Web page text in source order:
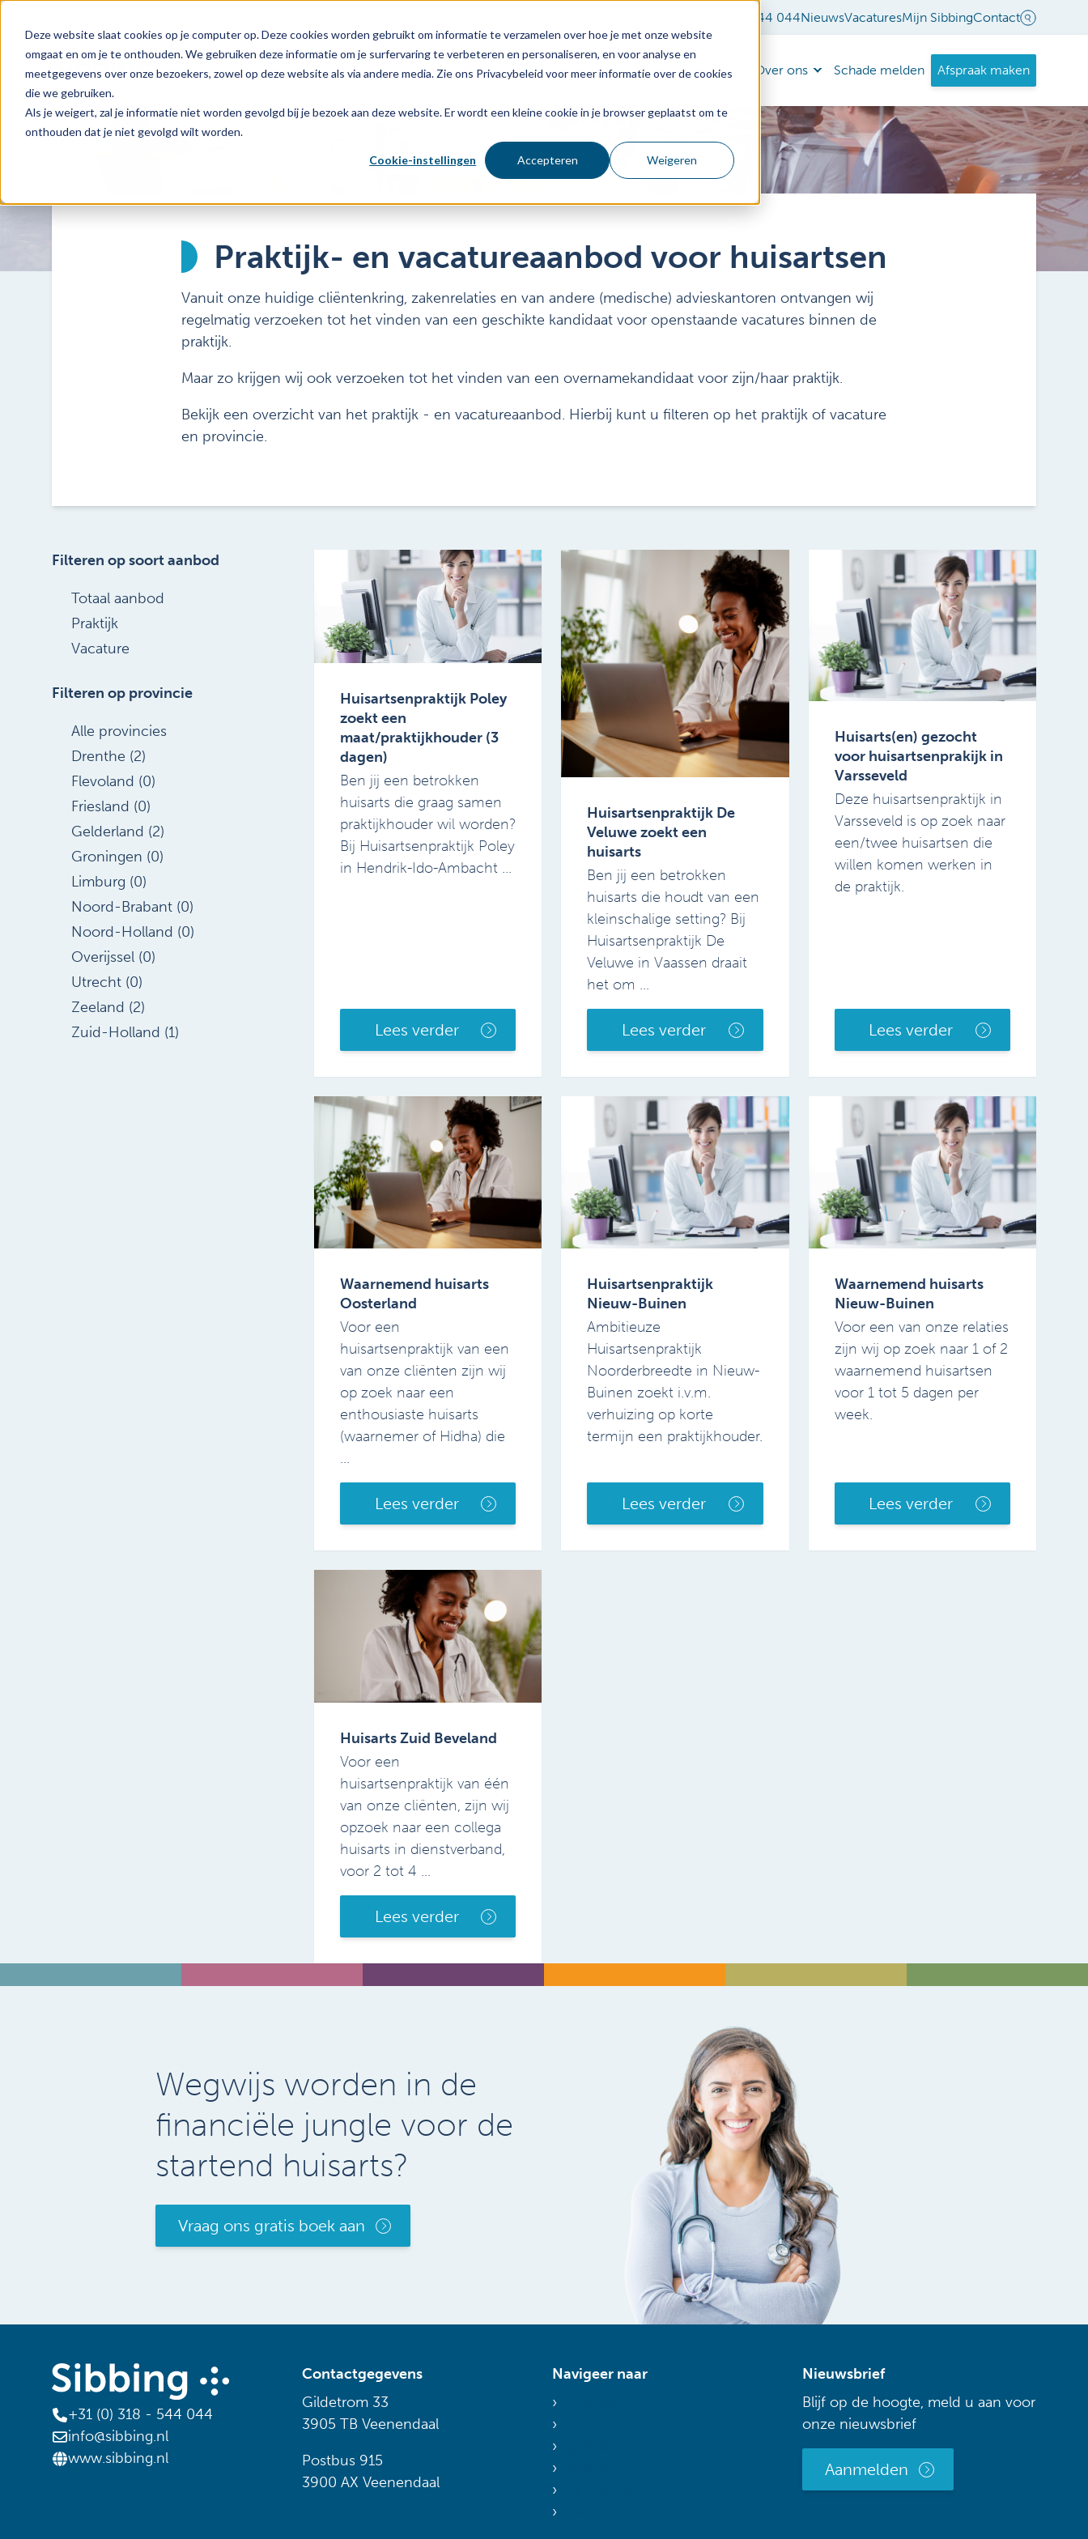
Deze website slaat cookies op je computer op. Deze cookies worden gebruikt om informatie te verzamelen over hoe je met onze website
omgaat en om je te onthouden. We gebruiken deze informatie om je surfervaring te verbeteren en personaliseren, en voor analyse en
meetgegevens over onze bezoekers, zowel op deze website als via andere media. Zie ons Privacybeleid voor meer informatie over de cookies
die we gebruiken.
Als je weigert, zal je informatie niet worden gevolgd bij je bezoek aan deze website. Er wordt een kleine cookie in je browser geplaatst om te
onthouden dat je niet gevolgd wilt worden.
Cookie-instellingen Accepteren Weigeren
0318 - 544 044NieuwsVacaturesMijn SibbingContact
Voor wie Diensten Agenda Over ons Schade melden Afspraak maken
Praktijk- en vacatureaanbod voor huisartsen
Vanuit onze huidige cliëntenkring, zakenrelaties en van andere (medische) advieskantoren ontvangen wij
regelmatig verzoeken tot het vinden van een geschikte kandidaat voor openstaande vacatures binnen de
praktijk.
Maar zo krijgen wij ook verzoeken tot het vinden van een overnamekandidaat voor zijn/haar praktijk.
Bekijk een overzicht van het praktijk - en vacatureaanbod. Hierbij kunt u filteren op het praktijk of vacature
en provincie.
Filteren op soort aanbod
Totaal aanbod
Praktijk
Vacature
Filteren op provincie
Alle provincies
Drenthe (2)
Flevoland (0)
Friesland (0)
Gelderland (2)
Groningen (0)
Limburg (0)
Noord-Brabant (0)
Noord-Holland (0)
Overijssel (0)
Utrecht (0)
Zeeland (2)
Zuid-Holland (1)
Huisartsenpraktijk Poley
zoekt een
maat/praktijkhouder (3
dagen)
Ben jij een betrokken
huisarts die graag samen
praktijkhouder wil worden?
Bij Huisartsenpraktijk Poley
in Hendrik-Ido-Ambacht ...
Lees verder
Huisartsenpraktijk De
Veluwe zoekt een
huisarts
Ben jij een betrokken
huisarts die houdt van een
kleinschalige setting? Bij
Huisartsenpraktijk De
Veluwe in Vaassen draait
het om ...
Lees verder
Huisarts(en) gezocht
voor huisartsenprakijk in
Varsseveld
Deze huisartsenpraktijk in
Varsseveld is op zoek naar
een/twee huisartsen die
willen komen werken in
de praktijk.
Lees verder
Waarnemend huisarts
Oosterland
Voor een
huisartsenpraktijk van een
van onze cliënten zijn wij
op zoek naar een
enthousiaste huisarts
(waarnemer of Hidha) die
...
Lees verder
Huisartsenpraktijk
Nieuw-Buinen
Ambitieuze
Huisartsenpraktijk
Noorderbreedte in Nieuw-
Buinen zoekt i.v.m.
verhuizing op korte
termijn een praktijkhouder.
Lees verder
Waarnemend huisarts
Nieuw-Buinen
Voor een van onze relaties
zijn wij op zoek naar 1 of 2
waarnemend huisartsen
voor 1 tot 5 dagen per
week.
Lees verder
Huisarts Zuid Beveland
Voor een
huisartsenpraktijk van één
van onze cliënten, zijn wij
opzoek naar een collega
huisarts in dienstverband,
voor 2 tot 4 ...
Lees verder
Wegwijs worden in de
financiële jungle voor de
startend huisarts?
Vraag ons gratis boek aan
+31 (0) 318 - 544 044
info@sibbing.nl
www.sibbing.nl
Contactgegevens
Gildetrom 33
3905 TB Veenendaal
Postbus 915
3900 AX Veenendaal
Navigeer naar
Nieuwsbrief
Blijf op de hoogte, meld u aan voor
onze nieuwsbrief
Aanmelden